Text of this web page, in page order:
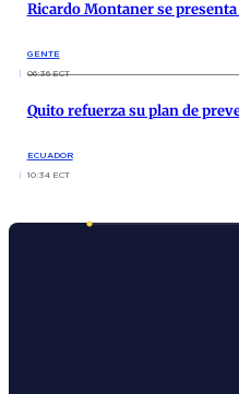
Ricardo Montaner se
GENTE
06:36 ECT
Quito refuerza su plan de
ECUADOR
10:34 ECT